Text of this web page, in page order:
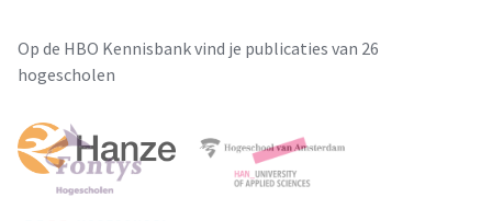
Op de HBO Kennisbank vind je publicaties van 26
hogescholen